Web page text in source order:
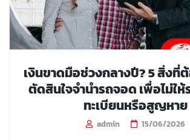
เงินขาดมือช่วงกลางปี? 5 สิ่งที่
ตัดสินใจจำนำรถจอด เพื่อไม่ใ
ทะเบียนหรือสูญหาย
admin 15/06/2026